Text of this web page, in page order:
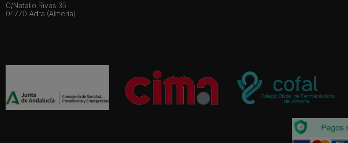
C/Natalio Rivas 35
04770 Adra (Almería)